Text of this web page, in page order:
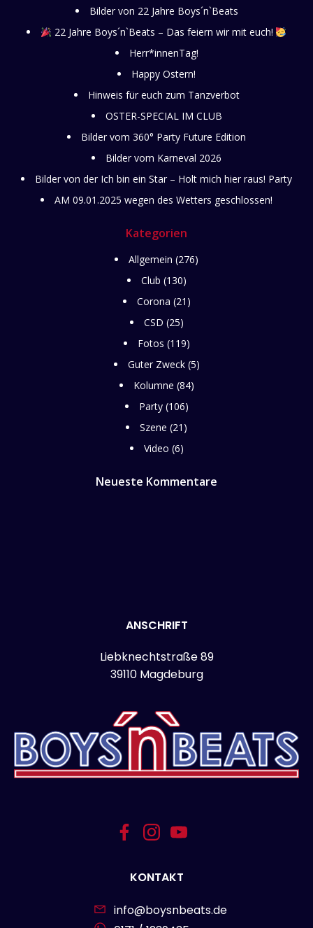
Bilder von 22 Jahre Boys´n`Beats
22 Jahre Boys´n`Beats – Das feiern wir mit euch!
Herr*innenTag!
Happy Ostern!
Hinweis für euch zum Tanzverbot
OSTER-SPECIAL IM CLUB
Bilder vom 360° Party Future Edition
Bilder vom Karneval 2026
Bilder von der Ich bin ein Star – Holt mich hier raus! Party
AM 09.01.2025 wegen des Wetters geschlossen!
Kategorien
Allgemein (276)
Club (130)
Corona (21)
CSD (25)
Fotos (119)
Guter Zweck(5)
Kolumne (84)
Party(106)
Szene (21)
Video (6)
Neueste Kommentare
ANSCHRIFT
Liebknechtstraße 89
39110 Magdeburg
KONTAKT
info@boysnbeats.de